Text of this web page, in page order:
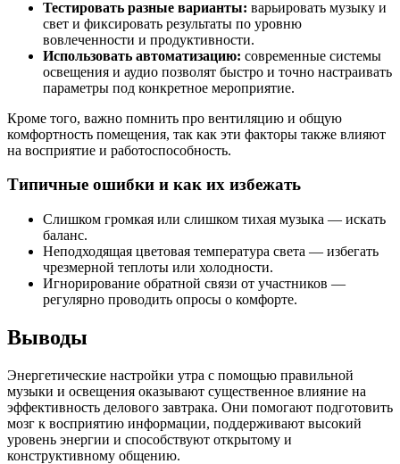
Тестировать разные варианты: варьировать музыку и
свет и фиксировать результаты по уровню
вовлеченности и продуктивности.
Использовать автоматизацию: современные системы
освещения и аудио позволят быстро и точно настраивать
параметры под конкретное мероприятие.
Кроме того, важно помнить про вентиляцию и общую
комфортность помещения, так как эти факторы также влияют
на восприятие и работоспособность.
Типичные ошибки и как их избежать
Слишком громкая или слишком тихая музыка — искать
баланс.
Неподходящая цветовая температура света — избегать
чрезмерной теплоты или холодности.
Игнорирование обратной связи от участников —
регулярно проводить опросы о комфорте.
Выводы
Энергетические настройки утра с помощью правильной
музыки и освещения оказывают существенное влияние на
эффективность делового завтрака. Они помогают подготовить
мозг к восприятию информации, поддерживают высокий
уровень энергии и способствуют открытому и
конструктивному общению.